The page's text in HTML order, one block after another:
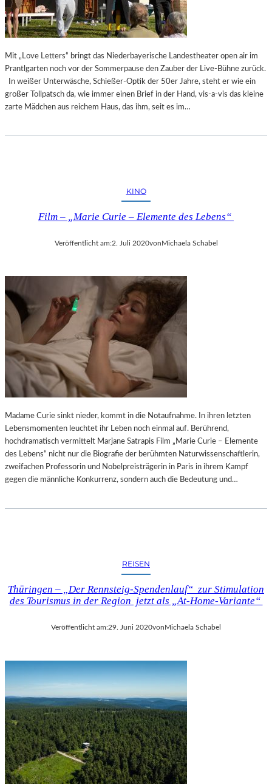
I
I
Mit „Love Letters“ bringt das Niederbayerische Landestheater open air im
Prantlgarten noch vor der Sommerpause den Zauber der Live-Bühne zurück.
In weißer Unterwäsche, Schießer-Optik der 50er Jahre, steht er wie ein
großer Tollpatsch da, wie immer einen Brief in der Hand, vis-a-vis das kleine
zarte Mädchen aus reichem Haus, das ihm, seit es im…
KINO
Film – „Marie Curie – Elemente des Lebens“
Veröffentlicht am:2. Juli 2020vonMichaela Schabel
Madame Curie sinkt nieder, kommt in die Notaufnahme. In ihren letzten
Lebensmomenten leuchtet ihr Leben noch einmal auf. Berührend,
hochdramatisch vermittelt Marjane Satrapis Film „Marie Curie – Elemente
des Lebens“ nicht nur die Biografie der berühmten Naturwissenschaftlerin,
zweifachen Professorin und Nobelpreisträgerin in Paris in ihrem Kampf
gegen die männliche Konkurrenz, sondern auch die Bedeutung und…
REISEN
Thüringen – „Der Rennsteig-Spendenlauf“ zur Stimulation
des Tourismus in der Region jetzt als „At-Home-Variante“
Veröffentlicht am:29. Juni 2020von Michaela Schabel